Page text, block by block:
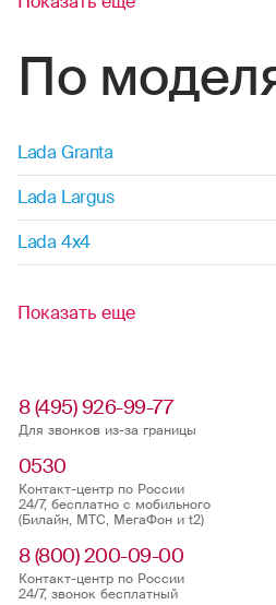
По
Lada Granta
Lada Largus
Lada 4x4
Показать еще
8 (495) 926-99-77
Для звонков из-за границы
0530
Контакт-центр по России
24/7, бесплатно с мобильного
(Билайн, МТС, МегаФон и t2)
8 (800) 200-09-00
Контакт-центр по России
24/7, звонок бесплатный